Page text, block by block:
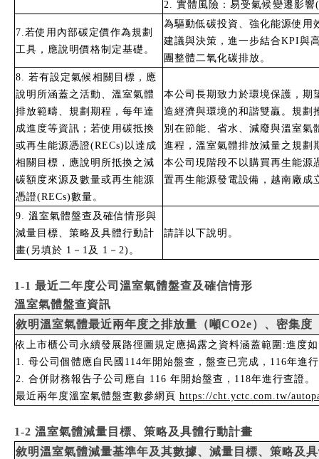
2. 實體風險：易受氣候變遷影
7.若使用內部碳定價作為規劃
工具，應說明價格制定基礎。
為驅動低碳投資、強化能源使用
建議與決策，進一步結合KPI與
團整體二氧化碳排放。
8. 若有設定氣候相關目標，應
說明所涵蓋之活動、溫室氣體
排放範疇、規劃期程，每年達
成進度等資訊；若使用碳抵換
或再生能源憑證(RECs)以達成
相關目標，應說明所抵換之減
碳額度來源及數量或再生能源
憑證(RECs)數量。
本公司長期致力於環境保護，期
造經濟與環境的和諧雙贏。規劃
別在節能、省水、減廢與溫室氣
進程，溫室氣體排放減量之規劃
本公司現階段不以購買再生能源
置再生能源發電設備，越南廠成
9. 溫室氣體盤查及確信情形與
減量目標、策略及具體行動計
畫(另填於 1－1及 1－2)。
請詳以下說明。
1-1 最近二年度公司溫室氣體盤查及確信情形
溫室氣體盤查資訊
敘明溫室氣體最近兩年度之排放量（噸CO2e）、密集度
依上市櫃公司永續發展路徑圖規定應揭露之資料涵蓋範圍:進度
1. 母公司個體應自民國114年開始盤查，盤查已完成，116年進
2. 合併財務報告子公司應自 116 年開始盤查，118年進行查證。
最近兩年度溫室氣體盤查數參網頁 https://cht.yctc.com.tw/
1-2 溫室氣體減量目標、策略及具體行動計畫
敘明溫室氣體減量基準年及其數據、減量目標、策略及